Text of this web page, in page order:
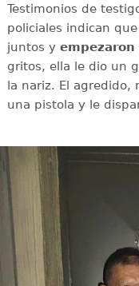
Testimonios de
policiales indican
juntos y
gritos, ella le dio un
la nariz. El agredido,
una pistola y le